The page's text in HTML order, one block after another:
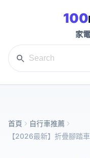
100
家電
首頁
自行車推薦
【2026最新】折疊腳踏